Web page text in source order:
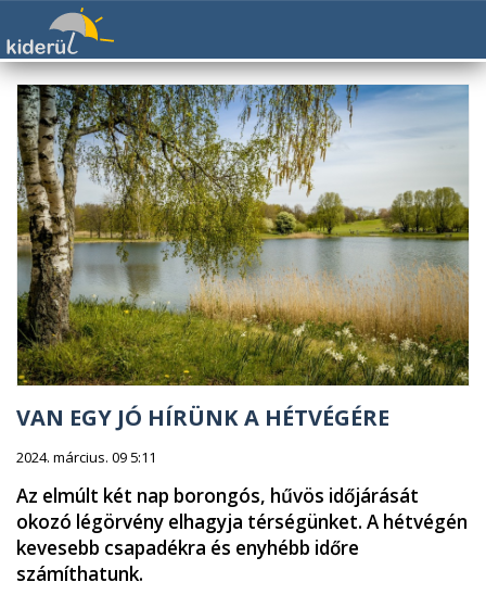
VAN EGY JÓ HÍRÜNK A HÉTVÉGÉRE
2024. március. 09 5:11
Az elmúlt két nap borongós, hűvös időjárását
okozó légörvény elhagyja térségünket. A hétvégén
kevesebb csapadékra és enyhébb időre
számíthatunk.